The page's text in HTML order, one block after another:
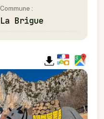
Commune :
La Brigue